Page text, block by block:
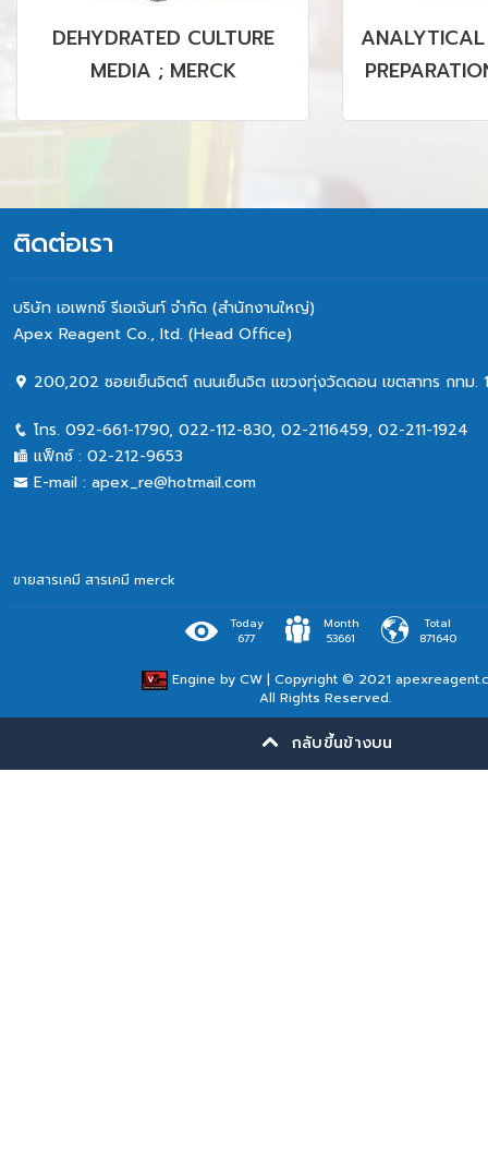
DEHYDRATED CULTURE
MEDIA ; MERCK
ติดต่อเรา
บริษัท เอเพกซ์ รีเอเจ้นท์ จำกัด (สำนักงานใหญ่)
Apex Reagent Co., Itd. (Head Office)
200,202 ซอยเย็นจิตต์ ถนนเย็นจิต แขวงทุ่งวัดดอน เขตสาทร กทม.
โทร. 092-661-1790, 022-112-830, 02-2116459, 02-211-1924
แฟ็กซ์ : 02-212-9653
E-mail : apex_re@hotmail.com
ขายสารเคมี สารเคมี merck
Engine by CW| Copyright © 2021
All Rights Reserved.
Today
677
Month
53661
Total
871640
กลับขึ้นข้างบน